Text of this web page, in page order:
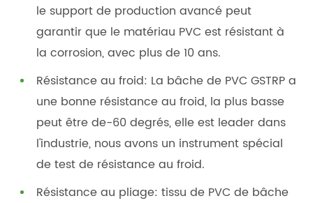
le support de production avancé peut
garantir que le matériau PVC est résistant à
la corrosion, avec plus de 10 ans.
Résistance au froid: La bâche de PVC GSTRP a
une bonne résistance au froid, la plus basse
peut être de-60 degrés, elle est leader dans
l'industrie, nous avons un instrument spécial
de test de résistance au froid.
Résistance au pliage: tissu de PVC de bâche